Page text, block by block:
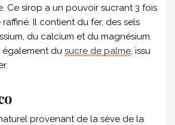
Ce sirop a un pouvoir sucrant 3 fois
Il contient du fer, des sels
du calcium et du magnésium.
également du sucre de palme, issu
naturel provenant de la sève de la